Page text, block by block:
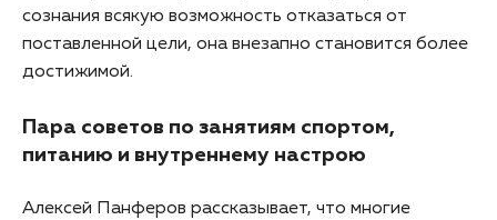
сознания всякую возможность отказаться от
поставленной цели, она внезапно становится более
достижимой.
Пара советов по занятиям спортом,
питанию и внутреннему настрою
Алексей Панферов рассказывает, что многие